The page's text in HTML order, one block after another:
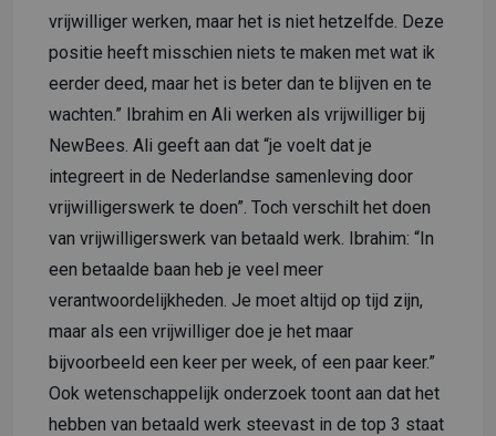
vrijwilliger werken, maar het is niet hetzelfde. Deze
positie heeft misschien niets te maken met wat ik
eerder deed, maar het is beter dan te blijven en te
wachten.” Ibrahim en Ali werken als vrijwilliger bij
NewBees. Ali geeft aan dat “je voelt dat je
integreert in de Nederlandse samenleving door
vrijwilligerswerk te doen”. Toch verschilt het doen
van vrijwilligerswerk van betaald werk. Ibrahim: “In
een betaalde baan heb je veel meer
verantwoordelijkheden. Je moet altijd op tijd zijn,
maar als een vrijwilliger doe je het maar
bijvoorbeeld een keer per week, of een paar keer.”
Ook wetenschappelijk onderzoek toont aan dat het
hebben van betaald werk steevast in de top 3 staat